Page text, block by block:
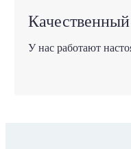
У нас работают